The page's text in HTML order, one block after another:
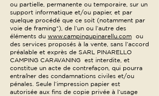
ou partielle, permanente ou temporaire, sur un
support informatique et/ou papier, et par
quelque procédé que ce soit (notamment par
voie de framing*), de l’un ou l’autre des
éléments du www.campingupinarellu.com ou
des services proposés à la vente, sans l’accord
préalable et exprès de SARL PINARELLO
CAMPING CARAVANING est interdite, et
constitue un acte de contrefaçon, qui pourra
entraîner des condamnations civiles et/ou
pénales. Seule l’impression papier est
autorisée aux fins de copie privée à l’usage